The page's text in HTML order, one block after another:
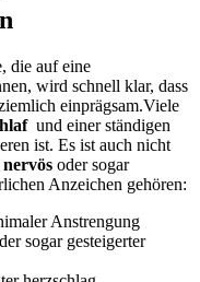
die​ auf⁤ eine
wird schnell klar, dass
einprägsam.Viele
⁣ und einer ständigen
ist.⁢ Es ‍ist auch nicht⁣
nervös oder sogar
Anzeichen gehören:
‌Anstrengung
sogar gesteigerter